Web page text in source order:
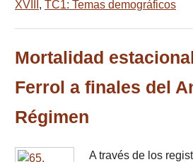
XVIII , TC1: Temas demográficos
Mortalidad
Ferrol a finales del
Régimen
A través de los